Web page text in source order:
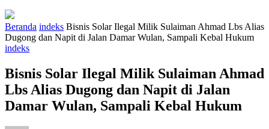
Beranda indeks Bisnis Solar Ilegal Milik Sulaiman Ahmad Lbs Alias
Dugong dan Napit di Jalan Damar Wulan, Sampali Kebal Hukum
indeks
Bisnis Solar Ilegal Milik Sulaiman Ahmad
Lbs Alias Dugong dan Napit di Jalan
Damar Wulan, Sampali Kebal Hukum